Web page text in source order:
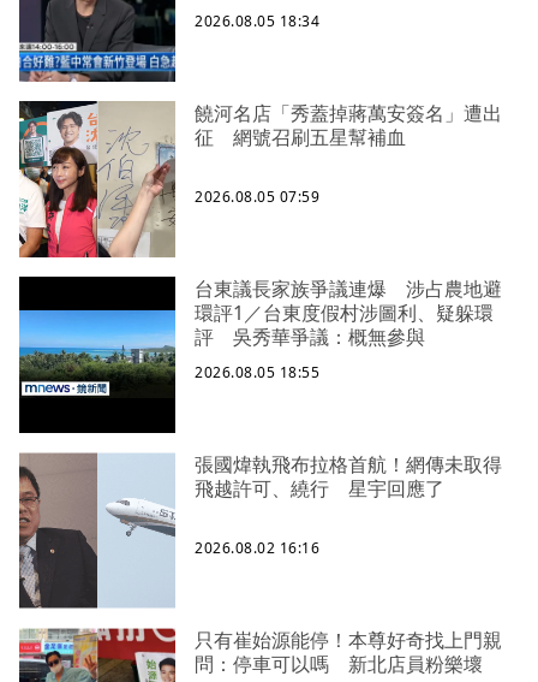
2026.08.05 18:34
饒河名店「秀蓋掉蔣萬安簽名」遭出
征 網號召刷五星幫補血
2026.08.05 07:59
台東議長家族爭議連爆 涉占農地避
環評1／台東度假村涉圖利、疑躲環
評 吳秀華爭議：概無參與
2026.08.05 18:55
張國煒執飛布拉格首航！網傳未取得
飛越許可、繞行 星宇回應了
2026.08.02 16:16
只有崔始源能停！本尊好奇找上門親
問：停車可以嗎 新北店員粉樂壞